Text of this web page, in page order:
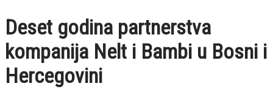
Deset godina partnerstva
kompanija Nelt i Bambi u Bosni i
Hercegovini